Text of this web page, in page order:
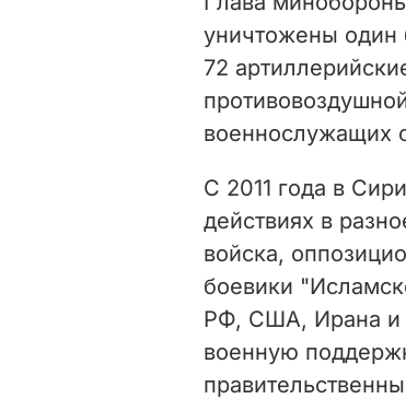
уничтожены один
72
военнослужащих
С 2011 года в
действиях в
войска,
боевики
РФ, США, Ирана и
военную